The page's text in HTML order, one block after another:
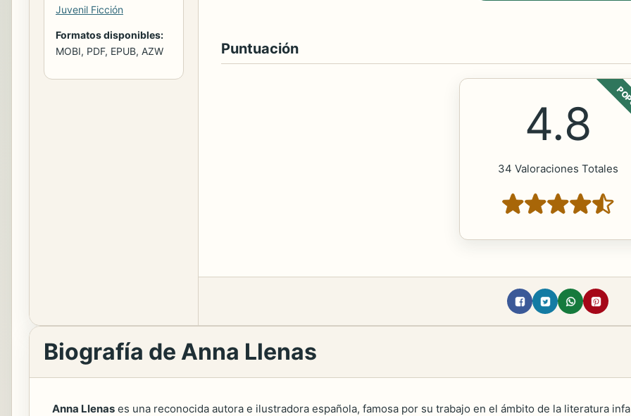
Juvenil Ficción
Formatos disponibles:
MOBI, PDF, EPUB, AZW
Puntuación
4.8
34 Valoraciones Totales
Biografía de Anna Llenas
Anna Llenas es una reconocida autora e ilustradora española, famosa por su trabajo en el ámbito de la literatura